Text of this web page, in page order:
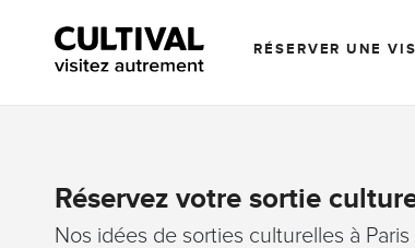
RÉSERVER UNE
Réservez votre sortie
Nos idées de sorties culturelles à Paris